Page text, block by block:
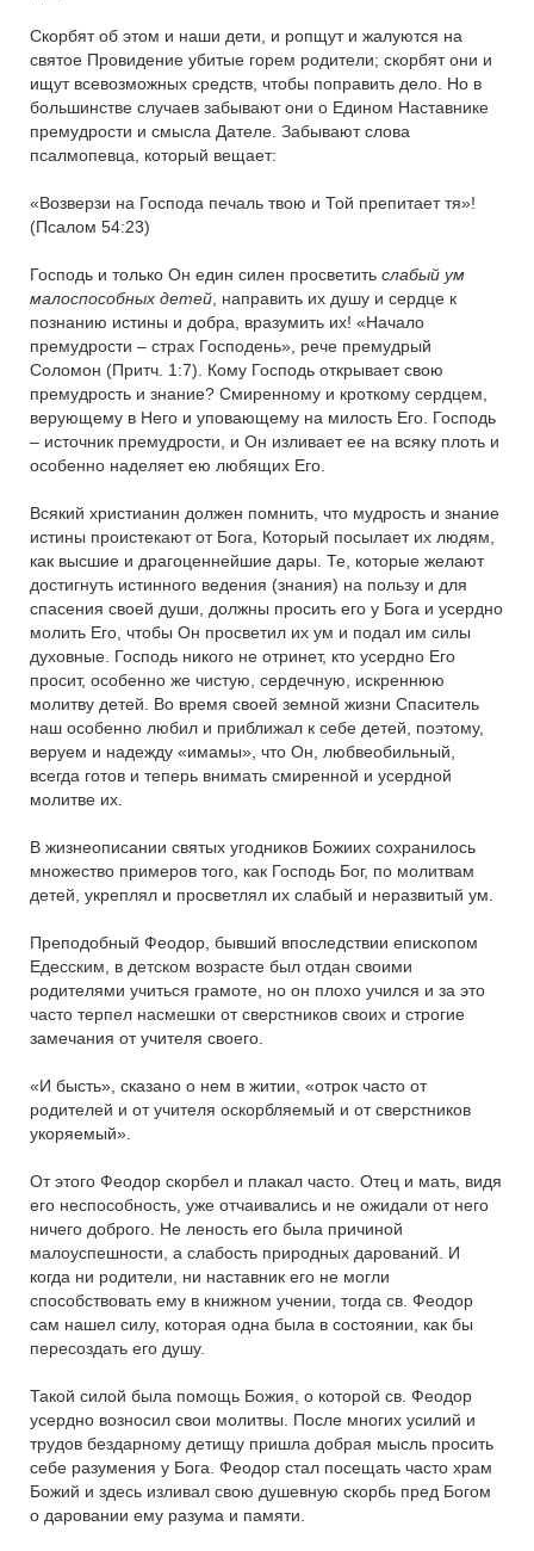
Скорбят об этом и наши дети, и ропщут и жалуются на
святое Провидение убитые горем родители; скорбят они и
ищут всевозможных средств, чтобы поправить дело. Но в
большинстве случаев забывают они о Едином Наставнике
премудрости и смысла Дателе. Забывают слова
псалмопевца, который вещает:
«Возверзи на Господа печаль твою и Той препитает тя»!
(Псалом 54:23)
Господь и только Он един силен просветить слабый ум
малоспособных детей , направить их душу и сердце к
познанию истины и добра, вразумить их! «Начало
премудрости – страх Господень», рече премудрый
Соломон (Притч. 1:7). Кому Господь открывает свою
премудрость и знание? Смиренному и кроткому сердцем,
верующему в Него и уповающему на милость Его. Господь
– источник премудрости, и Он изливает ее на всяку плоть и
особенно наделяет ею любящих Его.
Всякий христианин должен помнить, что мудрость и знание
истины проистекают от Бога, Который посылает их людям,
как высшие и драгоценнейшие дары. Те, которые желают
достигнуть истинного ведения (знания) на пользу и для
спасения своей души, должны просить его у Бога и усердно
молить Его, чтобы Он просветил их ум и подал им силы
духовные. Господь никого не отринет, кто усердно Его
просит, особенно же чистую, сердечную, искреннюю
молитву детей. Во время своей земной жизни Спаситель
наш особенно любил и приближал к себе детей, поэтому,
веруем и надежду «имамы», что Он, любвеобильный,
всегда готов и теперь внимать смиренной и усердной
молитве их.
В жизнеописании святых угодников Божиих сохранилось
множество примеров того, как Господь Бог, по молитвам
детей, укреплял и просветлял их слабый и неразвитый ум.
Преподобный Феодор, бывший впоследствии епископом
Едесским, в детском возрасте был отдан своими
родителями учиться грамоте, но он плохо учился и за это
часто терпел насмешки от сверстников своих и строгие
замечания от учителя своего.
«И бысть», сказано о нем в житии, «отрок часто от
родителей и от учителя оскорбляемый и от сверстников
укоряемый».
От этого Феодор скорбел и плакал часто. Отец и мать, видя
его неспособность, уже отчаивались и не ожидали от него
ничего доброго. Не леность его была причиной
малоуспешности, а слабость природных дарований. И
когда ни родители, ни наставник его не могли
способствовать ему в книжном учении, тогда св. Феодор
сам нашел силу, которая одна была в состоянии, как бы
пересоздать его душу.
Такой силой была помощь Божия, о которой св. Феодор
усердно возносил свои молитвы. После многих усилий и
трудов бездарному детищу пришла добрая мысль просить
себе разумения у Бога. Феодор стал посещать часто храм
Божий и здесь изливал свою душевную скорбь пред Богом
о даровании ему разума и памяти.